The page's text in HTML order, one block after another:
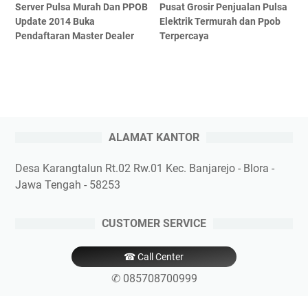
Server Pulsa Murah Dan PPOB
Update 2014 Buka
Pendaftaran Master Dealer
Pusat Grosir Penjualan Pulsa
Elektrik Termurah dan Ppob
Terpercaya
ALAMAT KANTOR
Desa Karangtalun Rt.02 Rw.01 Kec. Banjarejo - Blora -
Jawa Tengah - 58253
CUSTOMER SERVICE
☎ Call Center
✆ 085708700999